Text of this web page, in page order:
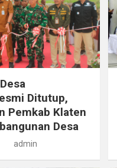
Ditutup,
Pemkab Klaten
Desa
admin